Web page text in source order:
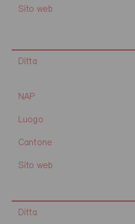
Sito web
Ditta
NAP
Luogo
Cantone
Sito web
Ditta